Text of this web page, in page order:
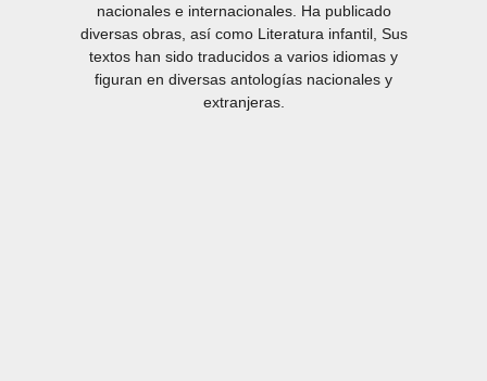
nacionales e internacionales. Ha publicado
diversas obras, así como Literatura infantil, Sus
textos han sido traducidos a varios idiomas y
figuran en diversas antologías nacionales y
extranjeras.